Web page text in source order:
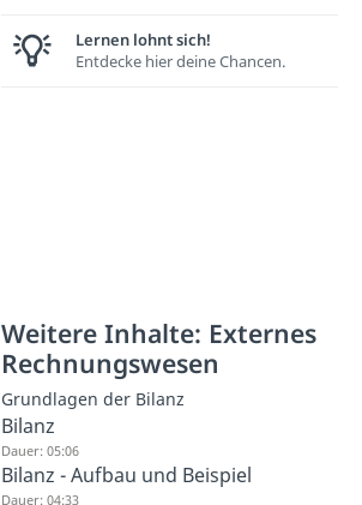
Lernen lohnt sich!
Entdecke hier deine Chancen.
Weitere Inhalte: Externes
Rechnungswesen
Grundlagen der Bilanz
Bilanz
Dauer: 05:06
Bilanz - Aufbau und Beispiel
Dauer: 04:33